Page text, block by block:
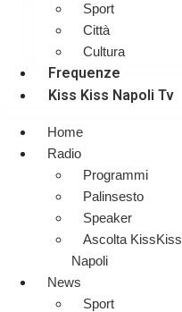
Sport
Città
Cultura
Frequenze
Kiss Kiss Napoli Tv
Home
Radio
Programmi
Palinsesto
Speaker
Ascolta KissKiss
Napoli
News
Sport